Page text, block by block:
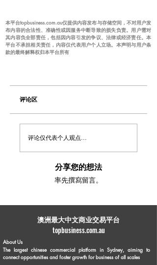
本平台topbusiness.com.au仅提供内容发布与存储空间，不对用户发
布内容的合法性、准确性或因服务中断导致的损失负责。用户需对
其内容负全部责任，包括因内容引发的争议、法律或经济责任。本
平台不承担相关责任，内容仅代表用户个人立场。本声明与用户条
款的最终解释权归本平台所有
评论区
评论仅代表个人观点...
分享您的想法
率先撰寫留言。
​澳洲最大中文商业交易平台
topbusiness.com.au
About Us
The largest chinese commercial platform in Sydney, aiming to
connect opportunities and foster growth for business of all scales